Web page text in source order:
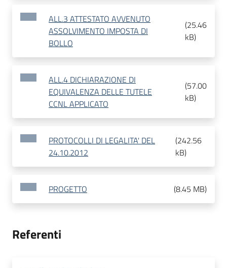
ALL.3 ATTESTATO AVVENUTO
ASSOLVIMENTO IMPOSTA DI
BOLLO
(25.46
kB)
ALL.4 DICHIARAZIONE DI
EQUIVALENZA DELLE TUTELE
CCNL APPLICATO
(57.00
kB)
PROTOCOLLI DI LEGALITA' DEL
24.10.2012
(242.56
kB)
PROGETTO (8.45 MB)
Referenti